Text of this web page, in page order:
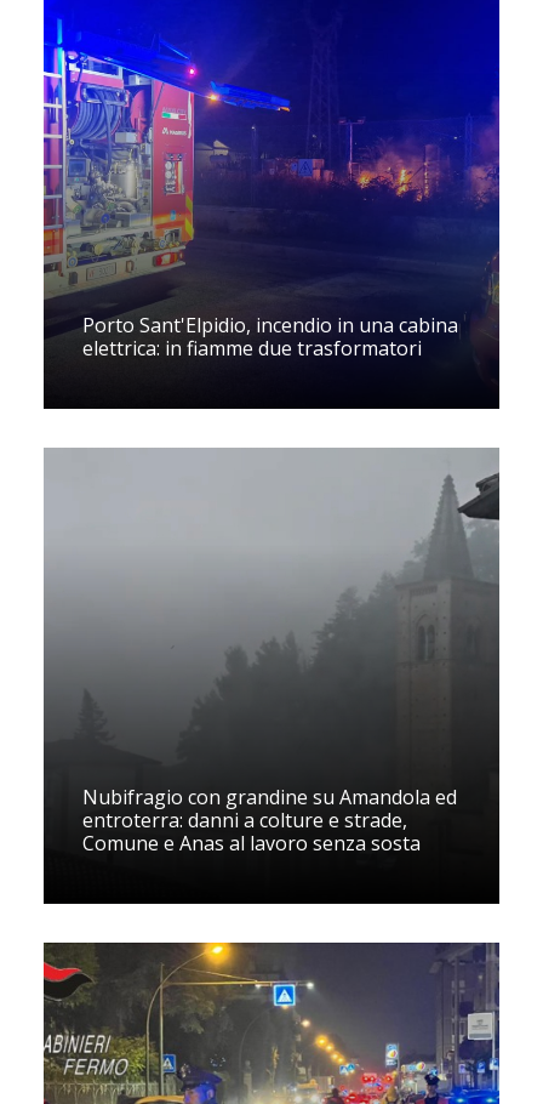
Porto Sant'Elpidio, incendio in una cabina
elettrica: in fiamme due trasformatori
Nubifragio con grandine su Amandola ed
entroterra: danni a colture e strade,
Comune e Anas al lavoro senza sosta